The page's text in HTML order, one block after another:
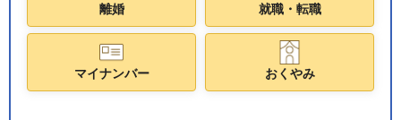
離婚 就職・転職
マイナンバー おくやみ